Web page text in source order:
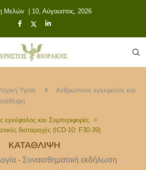
Μελών | 10, Αύγουστος, 2026
Υγεία
Ανθρώπινος εγκέφαλος και
εγκέφαλος και Συμπεριφορές
διαταραχές (ICD-10: F30-39)
ΚΑΤΆΘΛΙΨΗ
- Συναισθηματική εκδήλωση